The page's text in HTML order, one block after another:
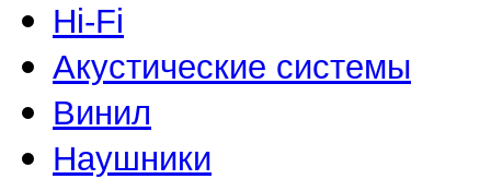
Hi-Fi
Акустические системы
Винил
Наушники